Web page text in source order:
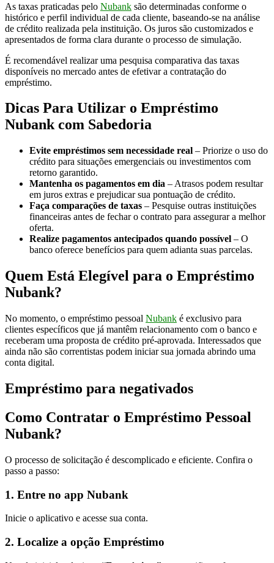
As taxas praticadas pelo Nubank são determinadas conforme o
histórico e perfil individual de cada cliente, baseando-se na análise
de crédito realizada pela instituição. Os juros são customizados e
apresentados de forma clara durante o processo de simulação.
É recomendável realizar uma pesquisa comparativa das taxas
disponíveis no mercado antes de efetivar a contratação do
empréstimo.
Dicas Para Utilizar o Empréstimo
Nubank com Sabedoria
Evite empréstimos sem necessidade real – Priorize o uso do
crédito para situações emergenciais ou investimentos com
retorno garantido.
Mantenha os pagamentos em dia – Atrasos podem resultar
em juros extras e prejudicar sua pontuação de crédito.
Faça comparações de taxas – Pesquise outras instituições
financeiras antes de fechar o contrato para assegurar a melhor
oferta.
Realize pagamentos antecipados quando possível – O
banco oferece benefícios para quem adianta suas parcelas.
Quem Está Elegível para o Empréstimo
Nubank?
No momento, o empréstimo pessoal Nubank é exclusivo para
clientes específicos que já mantêm relacionamento com o banco e
receberam uma proposta de crédito pré-aprovada. Interessados que
ainda não são correntistas podem iniciar sua jornada abrindo uma
conta digital.
Empréstimo para negativados
Como Contratar o Empréstimo Pessoal
Nubank?
O processo de solicitação é descomplicado e eficiente. Confira o
passo a passo:
1. Entre no app Nubank
Inicie o aplicativo e acesse sua conta.
2. Localize a opção Empréstimo